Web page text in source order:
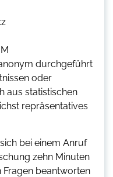
durchgeführt
oder
aus statistischen
repräsentatives
bei einem Anruf
zehn Minuten
Fragen beantworten